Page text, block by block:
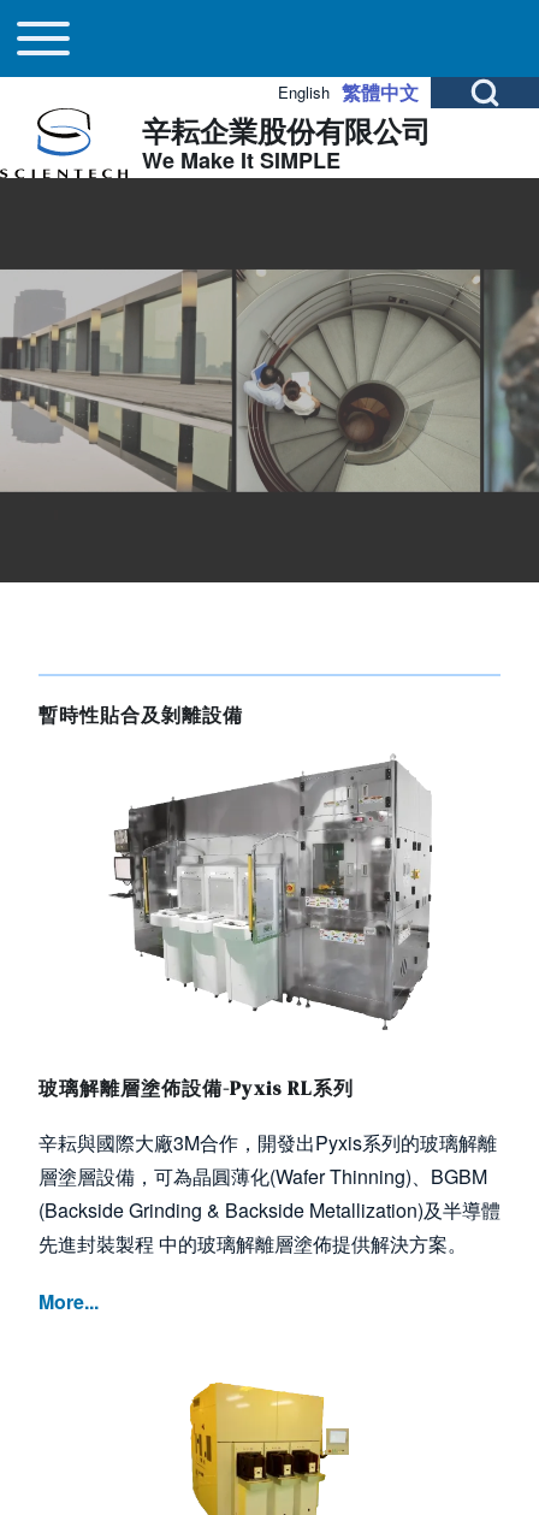
Skip to header
Skip to main navigation
Skip to main content
Search
Main navigation
Toggle main menu
Open Search
English 繁體中文
辛耘企業股份有限公司
We Make It SIMPLE
暫時性貼合及剝離設備
玻璃解離層塗佈設備-Pyxis RL系列
辛耘與國際大廠3M合作，開發出Pyxis系列的玻璃解離
層塗層設備，可為晶圓薄化(Wafer Thinning)、BGBM
(Backside Grinding & Backside Metallization)及半導體
先進封裝製程 中的玻璃解離層塗佈提供解決方案。
More...